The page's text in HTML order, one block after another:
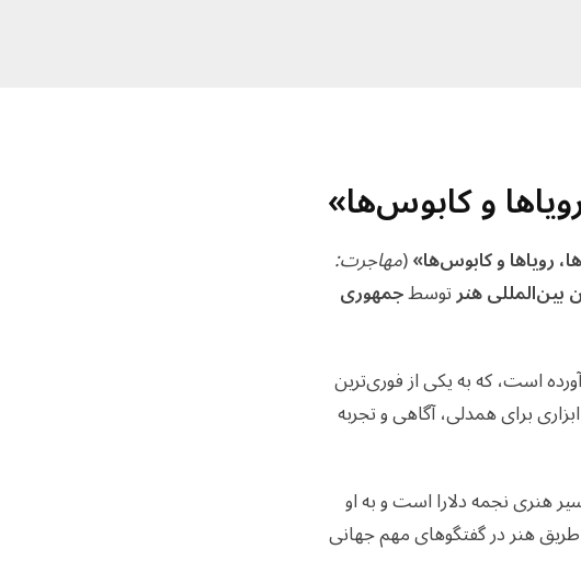
و کابوس‌ها»
رویاها و کابوس‌ها»(مهاجرت:
بین‌المللی هنرتوسطجمهوری
است، که به یکی از فوری‌ترین
برای همدلی، آگاهی و تجربه
هنری نجمه دلارا است و به او
هنر در گفتگوهای مهم جهانی